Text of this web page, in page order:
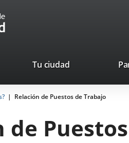
Tu ciudad
Relación de Puestos de Trabajo
de